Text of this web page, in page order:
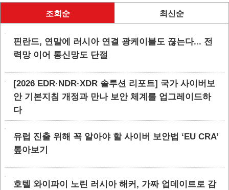
조회순 최신순
핀란드, 연말에 러시아 연결 광케이블도 끊는다... 전
력망 이어 통신망도 단절
[2026 EDR·NDR·XDR 솔루션 리포트] 국가 사이버보
안 기본지침 개정과 만나 보안 체계를 업그레이드하
다
유럽 진출 위해 꼭 알아야 할 사이버 보안법 ‘EU CRA’
톺아보기
호텔 와이파이 노린 러시아 해커, 가짜 업데이트로 감